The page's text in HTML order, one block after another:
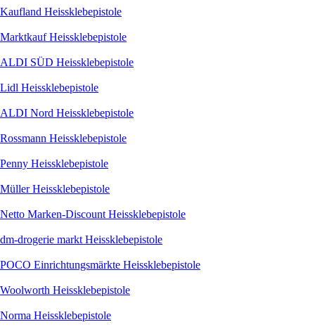
Kaufland Heissklebepistole
Marktkauf Heissklebepistole
ALDI SÜD Heissklebepistole
Lidl Heissklebepistole
ALDI Nord Heissklebepistole
Rossmann Heissklebepistole
Penny Heissklebepistole
Müller Heissklebepistole
Netto Marken-Discount Heissklebepistole
dm-drogerie markt Heissklebepistole
POCO Einrichtungsmärkte Heissklebepistole
Woolworth Heissklebepistole
Norma Heissklebepistole